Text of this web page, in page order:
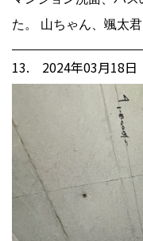
た。 山ちゃん、颯太
13. 2024年03月18日